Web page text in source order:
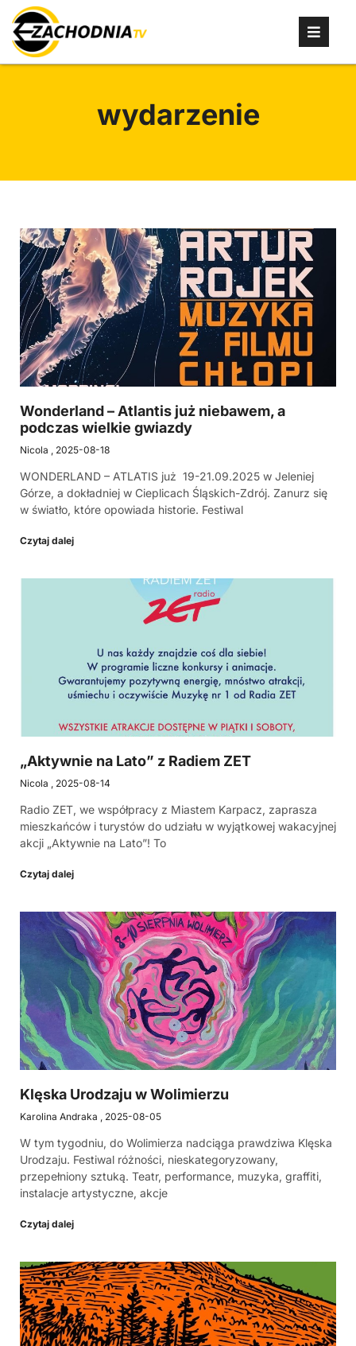
wydarzenie
Wonderland – Atlantis już niebawem, a
podczas wielkie gwiazdy
Nicola 2025-08-18
WONDERLAND – ATLATIS już 19-21.09.2025 w Jeleniej
Górze, a dokładniej w Cieplicach Śląskich-Zdrój. Zanurz się
w światło, które opowiada historie. Festiwal
Czytaj dalej
„Aktywnie na Lato” z Radiem ZET
Nicola 2025-08-14
Radio ZET, we współpracy z Miastem Karpacz, zaprasza
mieszkańców i turystów do udziału w wyjątkowej wakacyjnej
akcji „Aktywnie na Lato”! To
Czytaj dalej
Klęska Urodzaju w Wolimierzu
Karolina Andraka 2025-08-05
W tym tygodniu, do Wolimierza nadciąga prawdziwa Klęska
Urodzaju. Festiwal różności, nieskategoryzowany,
przepełniony sztuką. Teatr, performance, muzyka, graffiti,
instalacje artystyczne, akcje
Czytaj dalej